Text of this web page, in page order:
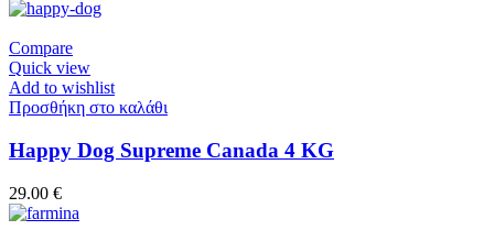
Compare
Quick view
Add to wishlist
Προσθήκη στο καλάθι
Happy Dog Supreme Canada 4 KG
29.00 €